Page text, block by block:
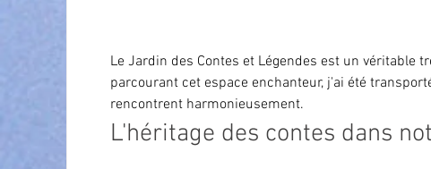
Le Jardin des Contes et Légendes est un véritable
parcourant cet espace enchanteur, j'ai été
rencontrent harmonieusement.
L'héritage des contes dans